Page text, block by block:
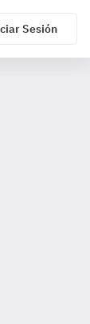
Sesión